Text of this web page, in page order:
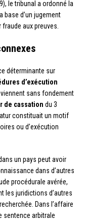
le tribunal a ordonné la
d’un jugement
aux preuves.
déterminante sur
d’exécution
sans fondement
de cassation du 3
constituait un motif
ou d’exécution
un pays peut avoir
dans d’autres
procédurale avérée,
les juridictions d’autres
Dans l’affaire
sentence arbitrale